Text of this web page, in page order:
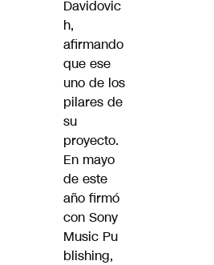
Davidovic
h,
afirmando
que ese
uno de los
pilares de
su
proyecto.
En mayo
de este
año firmó
con Sony
Music Pu
blishing,